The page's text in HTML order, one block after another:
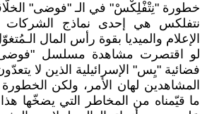
خطورة "نِتْفْلِكْسْ" في الـ "فوضى"
نتفلكس هي إحدى نماذج الشركات
الإعلام والميديا بقوة رأس المال
لو اقتصرت مشاهدة مسلسل
فضائية "يِس" الإسرائيلية الذين لا
المشاهدين لهان الأمر، ولكن
ما قيّمناه من المخاطر التي يضخّها